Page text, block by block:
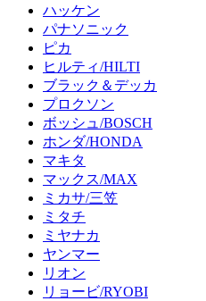
ハッケン
パナソニック
ピカ
ヒルティ/HILTI
ブラック＆デッカ
プロクソン
ボッシュ/BOSCH
ホンダ/HONDA
マキタ
マックス/MAX
ミカサ/三笠
ミタチ
ミヤナカ
ヤンマー
リオン
リョービ/RYOBI